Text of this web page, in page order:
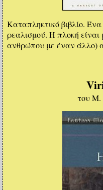
Καταπληκτικό βιβλίο.
ρεαλισμού. Η πλοκή είναι
ανθρώπου με έναν άλλο)
του M.